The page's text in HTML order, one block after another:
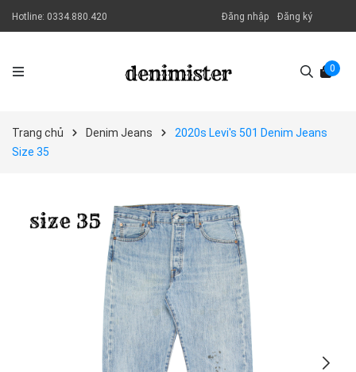
Hotline: 0334.880.420 Đăng nhập Đăng ký
0
Trang chủ Denim Jeans
2020s Levi's 501 Denim Jeans
Size 35